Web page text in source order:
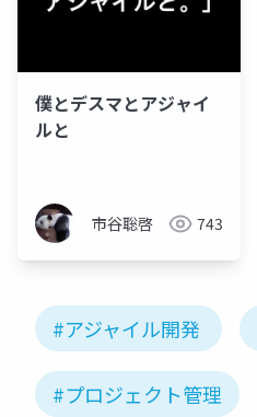
僕とデスマとアジャイ
ルと
市谷聡啓 743
#アジャイル開発
#プロジェクト管理